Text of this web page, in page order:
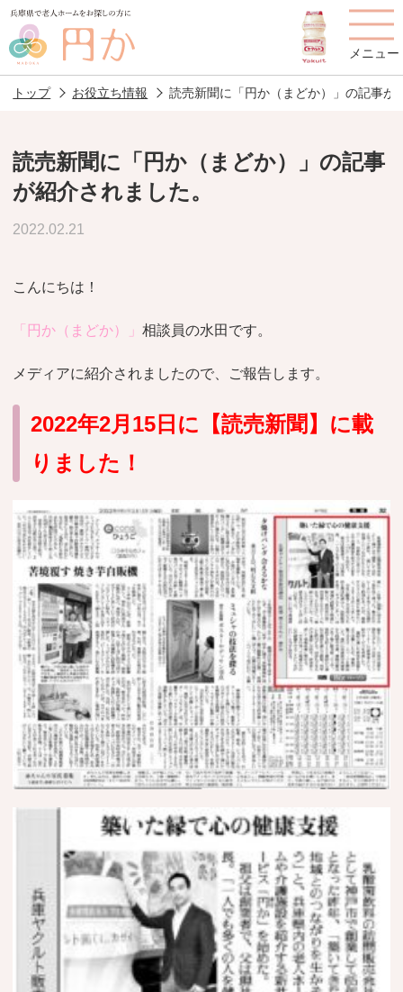
メニュー
老人ホームを
探す
円かについて
スタッフ紹介 アクセス
相談者様の声 お役立ち情報
おすすめ施設特集 施設関係者の方へ
トップ お役立ち情報 読売新聞に「円か（まどか）」の記事が
読売新聞に「円か（まどか）」の記事
が紹介されました。
2022.02.21
こんにちは！
「円か（まどか）」相談員の水田です。
メディアに紹介されましたので、ご報告します。
2022年2月15日に【読売新聞】に載
りました！